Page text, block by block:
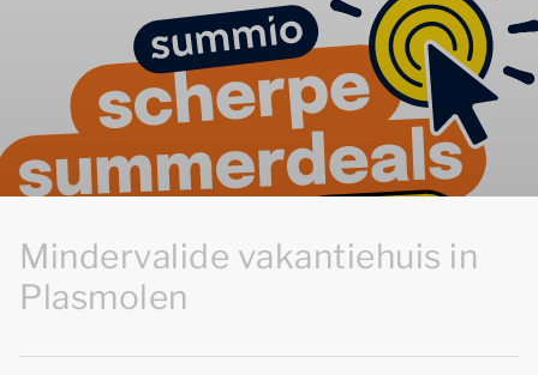
Mindervalide vakantiehuis in
Plasmolen